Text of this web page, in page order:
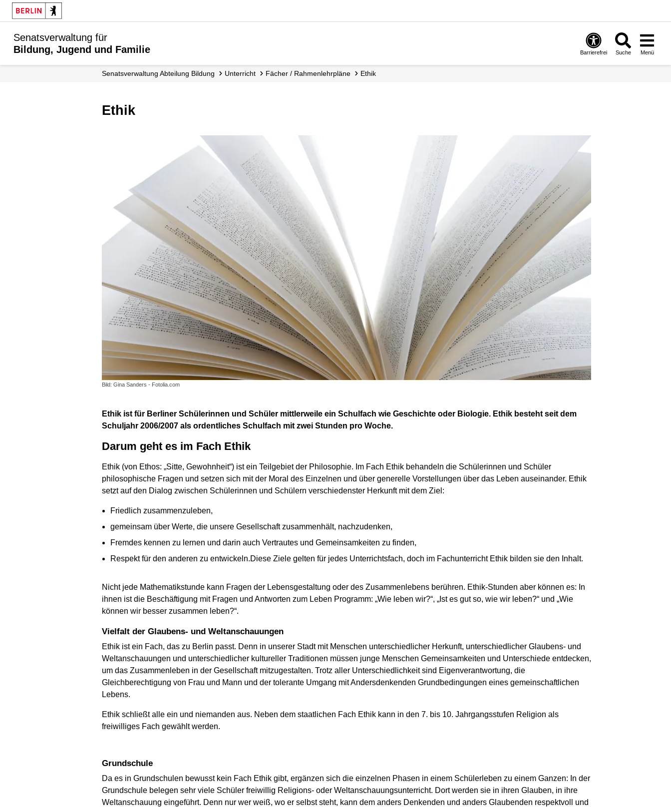
Senatsverwaltung für
Bildung, Jugend und Familie
Barrierefrei Suche Menü
Senats­verwaltung Abteilung Bildung Unterricht Fächer / Rahmen­lehrpläne Ethik
Ethik
Bild: Gina Sanders - Fotolia.com
Ethik ist für Berliner Schülerinnen und Schüler mittlerweile ein Schulfach wie Geschichte oder Biologie. Ethik besteht seit dem
Schuljahr 2006/2007 als ordentliches Schulfach mit zwei Stunden pro Woche.
Darum geht es im Fach Ethik
Ethik (von Ethos: „Sitte, Gewohnheit“) ist ein Teilgebiet der Philosophie. Im Fach Ethik behandeln die Schülerinnen und Schüler
philosophische Fragen und setzen sich mit der Moral des Einzelnen und über generelle Vorstellungen über das Leben auseinander. Ethik
setzt auf den Dialog zwischen Schülerinnen und Schülern verschiedenster Herkunft mit dem Ziel:
Friedlich zusammenzuleben,
gemeinsam über Werte, die unsere Gesellschaft zusammenhält, nachzudenken,
Fremdes kennen zu lernen und darin auch Vertrautes und Gemeinsamkeiten zu finden,
Respekt für den anderen zu entwickeln.Diese Ziele gelten für jedes Unterrichtsfach, doch im Fachunterricht Ethik bilden sie den Inhalt.
Nicht jede Mathematikstunde kann Fragen der Lebensgestaltung oder des Zusammenlebens berühren. Ethik-Stunden aber können es: In
ihnen ist die Beschäftigung mit Fragen und Antworten zum Leben Programm: „Wie leben wir?“, „Ist es gut so, wie wir leben?“ und „Wie
können wir besser zusammen leben?“.
Vielfalt der Glaubens- und Weltanschauungen
Ethik ist ein Fach, das zu Berlin passt. Denn in unserer Stadt mit Menschen unterschiedlicher Herkunft, unterschiedlicher Glaubens- und
Weltanschauungen und unterschiedlicher kultureller Traditionen müssen junge Menschen Gemeinsamkeiten und Unterschiede entdecken,
um das Zusammenleben in der Gesellschaft mitzugestalten. Trotz aller Unterschiedlichkeit sind Eigenverantwortung, die
Gleichberechtigung von Frau und Mann und der tolerante Umgang mit Andersdenkenden Grundbedingungen eines gemeinschaftlichen
Lebens.
Ethik schließt alle ein und niemanden aus. Neben dem staatlichen Fach Ethik kann in den 7. bis 10. Jahrgangsstufen Religion als
freiwilliges Fach gewählt werden.
Grundschule
Da es in Grundschulen bewusst kein Fach Ethik gibt, ergänzen sich die einzelnen Phasen in einem Schülerleben zu einem Ganzen: In der
Grundschule belegen sehr viele Schüler freiwillig Religions- oder Weltanschauungsunterricht. Dort werden sie in ihren Glauben, in ihre
Weltanschauung eingeführt. Denn nur wer weiß, wo er selbst steht, kann dem anders Denkenden und anders Glaubenden respektvoll und